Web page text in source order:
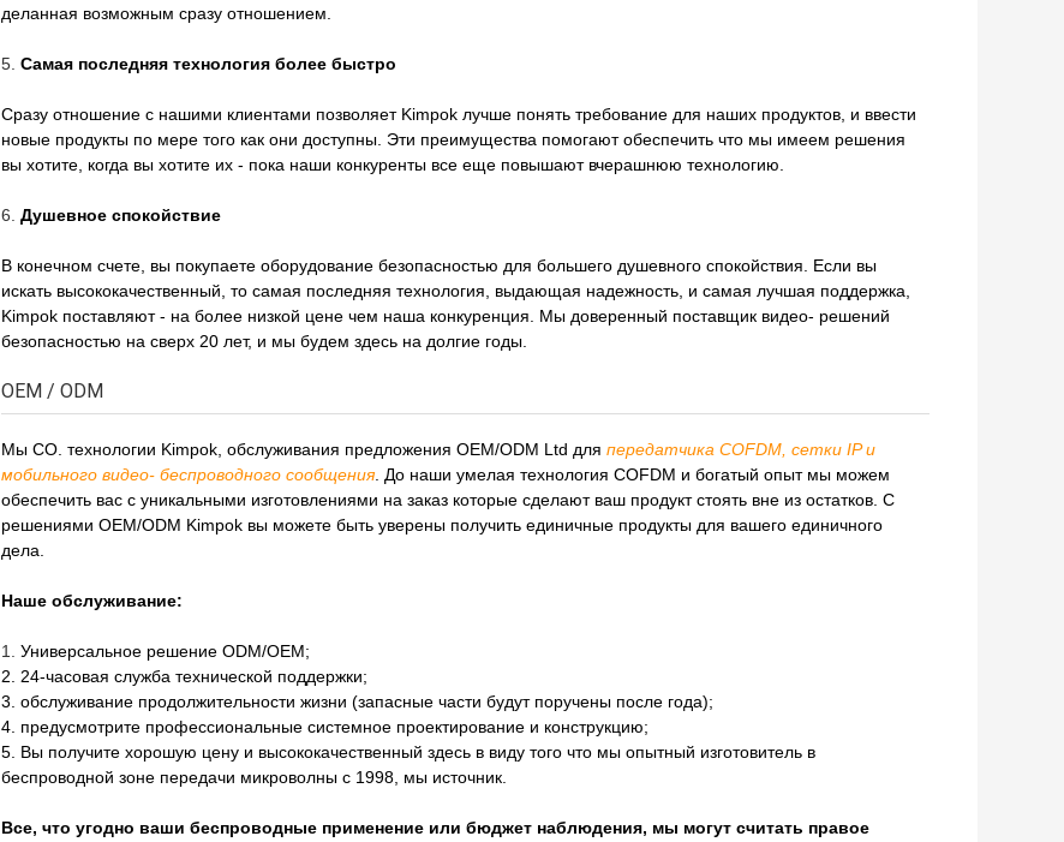
деланная возможным сразу отношением.
5. Самая последняя технология более быстро
Сразу отношение с нашими клиентами позволяет Kimpok лучше понять требование для наших продуктов, и ввести
новые продукты по мере того как они доступны. Эти преимущества помогают обеспечить что мы имеем решения
вы хотите, когда вы хотите их - пока наши конкуренты все еще повышают вчерашнюю технологию.
6. Душевное спокойствие
В конечном счете, вы покупаете оборудование безопасностью для большего душевного спокойствия. Если вы
искать высококачественный, то самая последняя технология, выдающая надежность, и самая лучшая поддержка,
Kimpok поставляют - на более низкой цене чем наша конкуренция. Мы доверенный поставщик видео- решений
безопасностью на сверх 20 лет, и мы будем здесь на долгие годы.
OEM / ODM
Мы CO. технологии Kimpok, обслуживания предложения OEM/ODM Ltd для передатчика COFDM, сетки IP и
мобильного видео- беспроводного сообщения. До наши умелая технология COFDM и богатый опыт мы можем
обеспечить вас с уникальными изготовлениями на заказ которые сделают ваш продукт стоять вне из остатков. С
решениями OEM/ODM Kimpok вы можете быть уверены получить единичные продукты для вашего единичного
дела.
Наше обслуживание:
1. Универсальное решение ODM/OEM;
2. 24-часовая служба технической поддержки;
3. обслуживание продолжительности жизни (запасные части будут поручены после года);
4. предусмотрите профессиональные системное проектирование и конструкцию;
5. Вы получите хорошую цену и высококачественный здесь в виду того что мы опытный изготовитель в
беспроводной зоне передачи микроволны с 1998, мы источник.
Все, что угодно ваши беспроводные применение или бюджет наблюдения, мы могут считать правое